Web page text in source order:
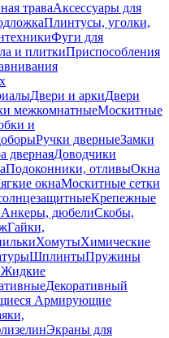
траваАксессуары для
Плинтусы, уголки,
Фуги для
и плиткиПриспособления
Двери и аркиДвери
межкомнатныеМоскитные
и
Ручки дверныеЗамки
двернаяДоводчики
Подоконники, отливыОкна
окнаМоскитные сетки
Крепежные
Анкеры, дюбелиСкобы,
Гайки,
ХомутыХимические
ШплинтыПружины
Жидкие
Декоративный
Армирующие
Экраны для